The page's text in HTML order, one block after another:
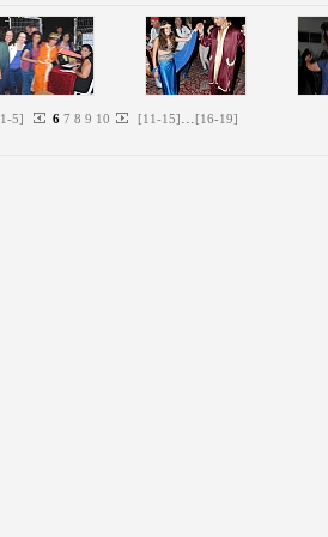
1-5] 6 7 8 9 10 [11-15]...[16-19]